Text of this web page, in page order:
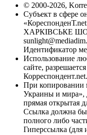
© 2000-2026,
Субъект в сфере
ХАРКІВСЬКЕ
Идентификатор
Использование
сайте,
Корреспондент.net.
При копировании
Украины и мира»,
прямая открытая
Ссылка должна
полного либо
Гиперссылка (для